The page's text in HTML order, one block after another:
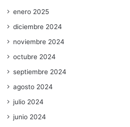
enero 2025
diciembre 2024
noviembre 2024
octubre 2024
septiembre 2024
agosto 2024
julio 2024
junio 2024